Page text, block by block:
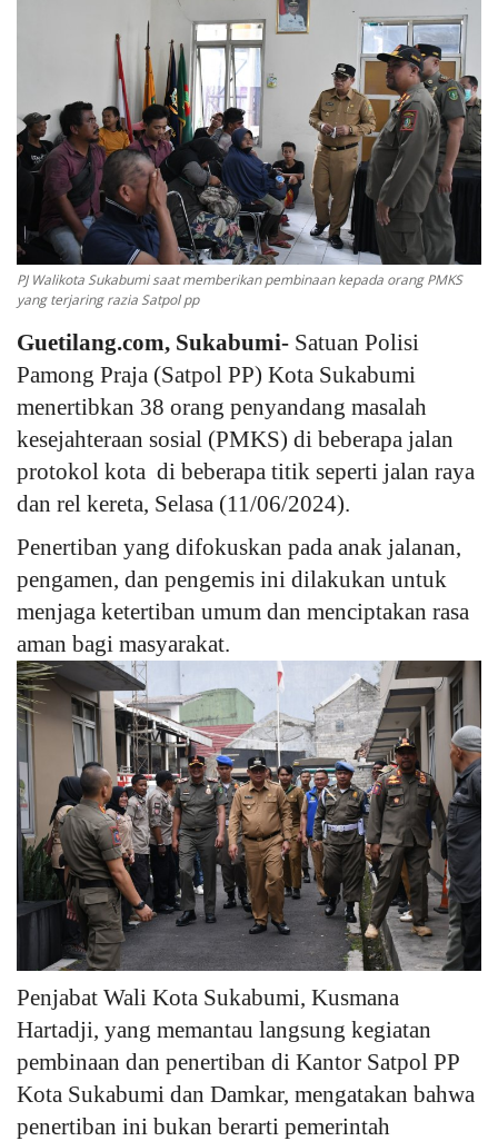
Kejahatan
Cybers Event
UMKM & Ekonomi Kreatif
Pekerja Migran Indonesia
Pendidikan
Informasi Journalism
Olahraga
Kesehatan
Layanan Publik
Perempuan/Anak
PJ Walikota Sukabumi saat memberikan pembinaan kepada orang PMKS
yang terjaring razia Satpol pp
Guetilang.com, Sukabumi- Satuan Polisi
Pamong Praja (Satpol PP) Kota Sukabumi
menertibkan 38 orang penyandang masalah
kesejahteraan sosial (PMKS) di beberapa jalan
protokol kota di beberapa titik seperti jalan raya
dan rel kereta, Selasa (11/06/2024).
Penertiban yang difokuskan pada anak jalanan,
pengamen, dan pengemis ini dilakukan untuk
menjaga ketertiban umum dan menciptakan rasa
aman bagi masyarakat.
Penjabat Wali Kota Sukabumi, Kusmana
Hartadji, yang memantau langsung kegiatan
pembinaan dan penertiban di Kantor Satpol PP
Kota Sukabumi dan Damkar, mengatakan bahwa
penertiban ini bukan berarti pemerintah